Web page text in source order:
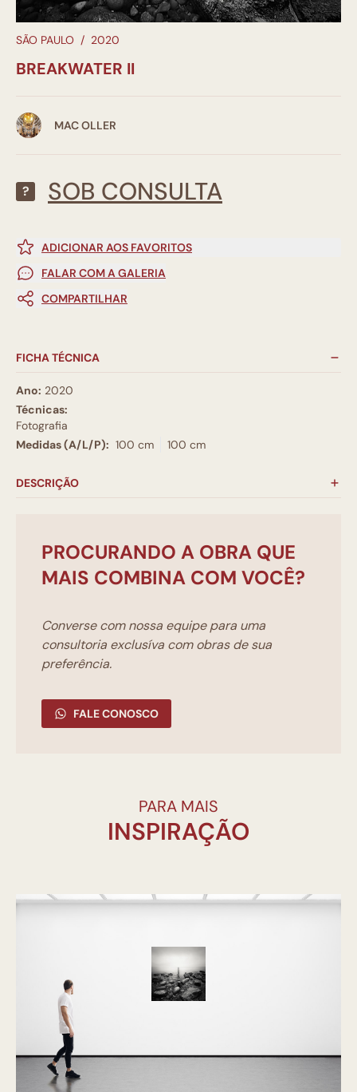
SÃO PAULO / 2020
BREAKWATER II
MAC OLLER
? SOB CONSULTA
ADICIONAR AOS FAVORITOS
FALAR COM A GALERIA
COMPARTILHAR
FICHA TÉCNICA
Ano: 2020
Técnicas:
Fotografia
Medidas (A/L/P): 100 cm 100 cm
DESCRIÇÃO
PROCURANDO A OBRA QUE
MAIS COMBINA COM VOCÊ?
Converse com nossa equipe para uma
consultoria exclusíva com obras de sua
preferência.
FALE CONOSCO
PARA MAIS
INSPIRAÇÃO